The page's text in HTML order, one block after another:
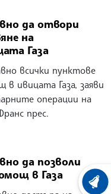
да отвори
на
Газа
всички пунктове
ивицата Газа, заяви
операции на
прес.
да позволи
в Газа